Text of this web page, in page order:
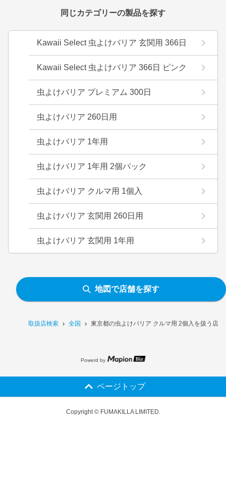
取扱店検索 全国 東京都の虫よけバリア クルマ用 2個入を扱う店舗
同じカテゴリーの製品を探す
Kawaii Select 虫よけバリア 玄関用 366日
Kawaii Select 虫よけバリア 366日 ピンク
虫よけバリア プレミアム 300日
虫よけバリア 260日用
虫よけバリア 1年用
虫よけバリア 1年用 2個パック
虫よけバリア クルマ用 1個入
虫よけバリア 玄関用 260日用
虫よけバリア 玄関用 1年用
地図で店舗を探す
Powerd by
ページトップ
Copyright © FUMAKILLA LIMITED.